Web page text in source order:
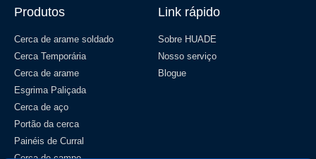
Produtos
Cerca de arame soldado
Cerca Temporária
Cerca de arame
Esgrima Paliçada
Cerca de aço
Portão da cerca
Painéis de Curral
Link rápido
Sobre HUADE
Nosso serviço
Blogue